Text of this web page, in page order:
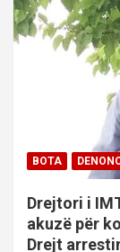
BOTA
Drejtori i
akuzë për
Drejt